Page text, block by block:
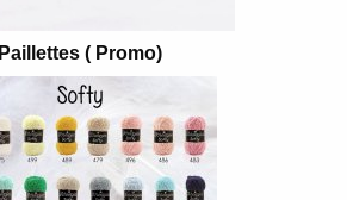
Paillettes ( Promo)